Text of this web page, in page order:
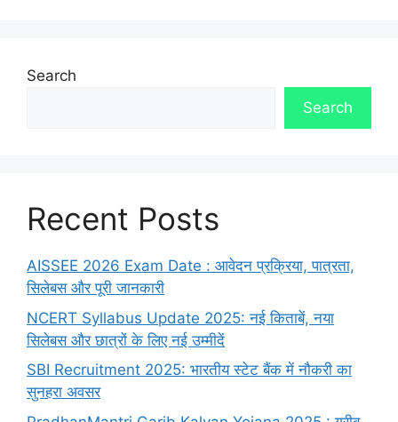
Search
Search
Recent Posts
AISSEE 2026 Exam Date : आवेदन प्रक्रिया, पात्रता,
सिलेबस और पूरी जानकारी
NCERT Syllabus Update 2025: नई किताबें, नया
सिलेबस और छात्रों के लिए नई उम्मीदें
SBI Recruitment 2025: भारतीय स्टेट बैंक में नौकरी का
सुनहरा अवसर